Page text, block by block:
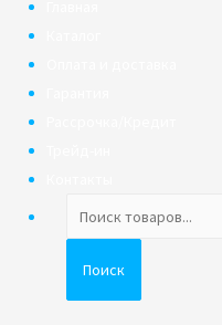
товаров
Поиск